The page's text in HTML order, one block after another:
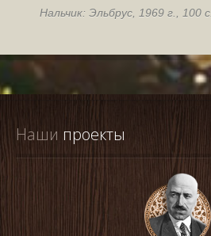
Нальчик: Эльбрус, 1969 г., 100 с.
Наши проекты